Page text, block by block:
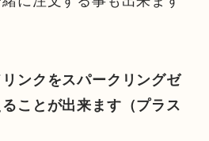
ンクをスパークリングゼ
ことが出来ます（プラス